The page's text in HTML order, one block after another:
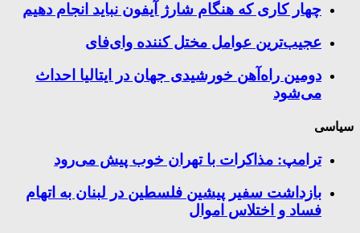
چهار کاری که هنگام شارژ آیفون نباید انجام دهیم
عجیب‌ترین عوامل مختل کننده وای‌فای
دومین راه‌آهن خورشیدی جهان در ایتالیا احداث
می‌شود
سیاسی
ترامپ: مذاکرات با تهران خوب پیش می‌رود
بازداشت سفیر پیشین فلسطین در لبنان به اتهام
فساد و اختلاس اموال